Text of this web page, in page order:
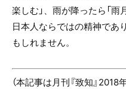
楽しむ」、雨が降ったら「
日本人ならではの精神であ
もしれません。
（本記事は月刊『致知』2018